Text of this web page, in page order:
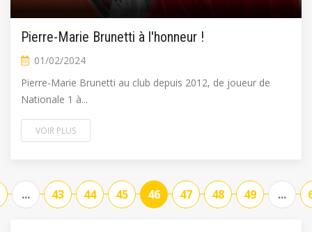
Pierre-Marie Brunetti à l'honneur !
01/02/2024
Pierre-Marie Brunetti au club depuis 2012, de joueur de
Nationale 1 à...
VOIR PLUS
... 43 44 45 46 47 48 49 ...